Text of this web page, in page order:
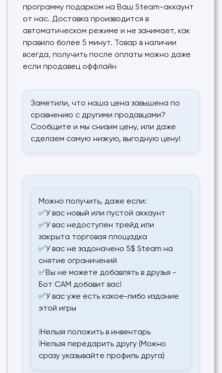
программу подарком на Ваш Steam-аккаунт
от нас. Доставка производится в
автоматическом режиме и не занимает, как
правило более 5 минут. Товар в наличии
всегда, получить после оплаты можно даже
если продавец оффлайн
Заметили, что наша цена завышена по
сравнению с другими продавцами?
Сообщите и мы снизим цену, или даже
сделаем самую низкую, выгодную цену!
Можно получить, даже если:
✅У вас новый или пустой аккаунт
✅У вас недоступен трейд или
закрыта торговая площадка
✅У вас не задоначено 5$ Steam на
снятие ограничений
✅Вы не можете добавлять в друзья -
Бот САМ добавит вас!
✅У вас уже есть какое-либо издание
этой игры
❕Нельзя положить в инвентарь
❕Нельзя передарить другу (Можно
сразу указывайте профиль друга)